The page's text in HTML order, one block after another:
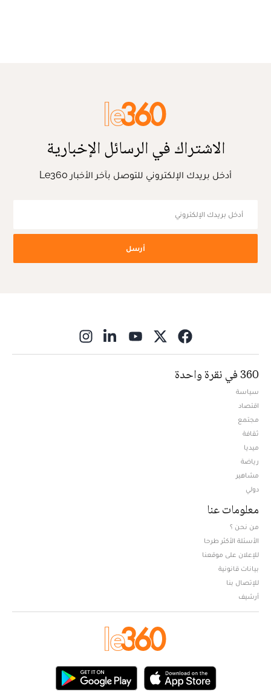
الاشتراك في الرسائل الإخبارية
أدخل بريدك الإلكتروني للتوصل بآخر الأخبار Le360
أرسل
360 في نقرة واحدة
سياسة
اقتصاد
مجتمع
ثقافة
ميديا
رياضة
مشاهير
دولي
معلومات عنا
من نحن ؟
الأسئلة الأكثر طرحا
للإعلان على موقعنا
بيانات قانونية
للإتصال بنا
أرشيف